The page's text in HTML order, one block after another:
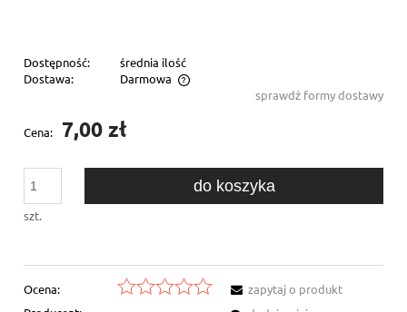
Dostępność:
średnia ilość
Dostawa:
Darmowa
Cena nie zawiera ewentualnych kosztów płatnościsprawdź formy dostawy
Cena: 7,00 zł
szt.
do koszyka
Ocena:
zapytaj o produkt